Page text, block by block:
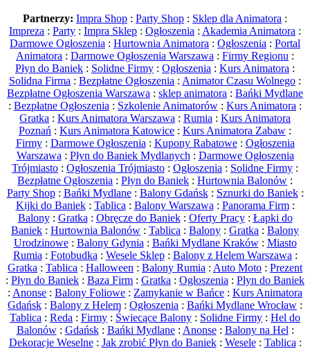
Partnerzy: Impra Shop : Party Shop : Sklep dla Animatora :
Impreza : Party : Impra Sklep : Ogłoszenia : Akademia Animatora :
Darmowe Ogłoszenia : Hurtownia Animatora : Ogłoszenia : Portal
Animatora : Darmowe Ogłoszenia Warszawa : Firmy Regionu :
Płyn do Baniek : Solidne Firmy : Ogłoszenia : Kurs Animatora :
Solidna Firma : Bezpłatne Ogłoszenia : Animator Czasu Wolnego :
Bezpłatne Ogłoszenia Warszawa : sklep animatora : Bańki Mydlane
: Bezpłatne Ogłoszenia : Szkolenie Animatorów : Kurs Animatora :
Gratka : Kurs Animatora Warszawa : Rumia : Kurs Animatora
Poznań : Kurs Animatora Katowice : Kurs Animatora Zabaw :
Firmy: Darmowe Ogłoszenia : Kupony Rabatowe: Ogłoszenia
Warszawa : Płyn do Baniek Mydlanych : Darmowe Ogłoszenia
Trójmiasto : Ogłoszenia Trójmiasto : Ogłoszenia : Solidne Firmy :
Bezpłatne Ogłoszenia : Płyn do Baniek : Hurtownia Balonów :
Party Shop: Bańki Mydlane: Balony Gdańsk: Sznurki do Baniek:
Kijki do Baniek: Tablica : Balony Warszawa : Panorama Firm:
Balony: Gratka : Obręcze do Baniek: Oferty Pracy: Łapki do
Baniek : Hurtownia Balonów : Tablica : Balony : Gratka : Balony
Urodzinowe: Balony Gdynia : Bańki Mydlane Kraków: Miasto
Rumia : Fotobudka : Wesele Sklep: Balony z Helem Warszawa :
Gratka : Tablica : Halloween : Balony Rumia : Auto Moto : Prezent
: Płyn do Baniek : Baza Firm : Gratka : Ogłoszenia : Płyn do Baniek
: Anonse : Balony Foliowe : Zamykanie w Bańce : Kurs Animatora
Gdańsk : Balony z Helem : Ogłoszenia : Bańki Mydlane Wrocław :
Tablica : Reda : Firmy : Świecące Balony : Solidne Firmy : Hel do
Balonów: Gdańsk: Bańki Mydlane: Anonse: Balony na Hel :
Dekoracje Weselne: Jak zrobić Płyn do Baniek: Wesele: Tablica :